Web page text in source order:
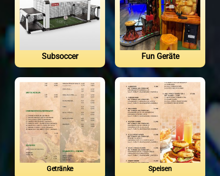
Subsoccer Fun Geräte
Getränke Speisen